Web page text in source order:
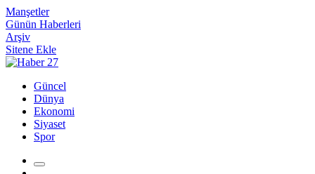
Manşetler
Günün Haberleri
Arşiv
Sitene Ekle
Güncel
Dünya
Ekonomi
Siyaset
Spor